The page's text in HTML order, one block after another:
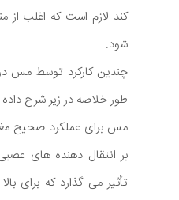
کند لازم است که اغلب از
شود.
چندین کارکرد توسط مس در
طور خلاصه در زیر شرح
مس برای عملکرد صحیح
بر انتقال دهنده های
تأثیر می گذارد که برای